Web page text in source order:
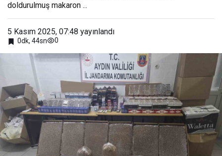
doldurulmuş makaron ...
5 Kasım 2025, 07:48 yayınlandı
0dk, 44sn 0